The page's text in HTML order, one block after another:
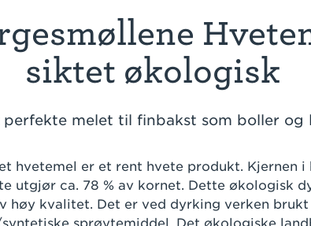
siktet økologisk
perfekte melet til finbakst som boller og
hvetemel er et rent hvete produkt. Kjernen i
utgjør ca. 78 % av kornet. Dette økologisk
høy kvalitet. Det er ved dyrking verken brukt
sprøytemiddel. Det økologiske